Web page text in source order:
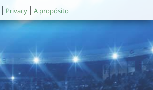
Privacy A propósito